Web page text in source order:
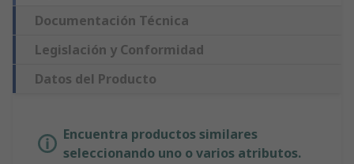
Documentación Técnica
Legislación y Conformidad
Datos del Producto
Encuentra productos similares
seleccionando uno o varios atributos.